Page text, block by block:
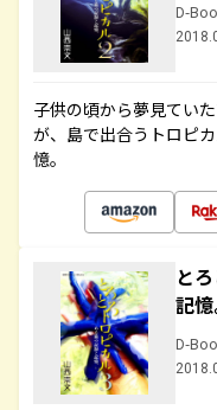
D-
子供の頃から夢見てい
が、島で出合うトロピ
憶。
と
記
D-